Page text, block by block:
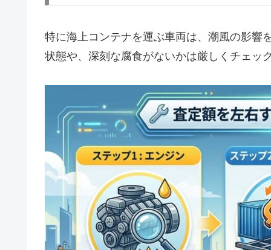
特に海上コンテナを運ぶ車両は、潮風の影響
状態や、深刻な腐食がないかは厳しくチェッ